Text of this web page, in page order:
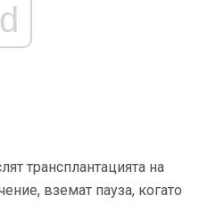
трансплантацията на
вземат пауза, когато